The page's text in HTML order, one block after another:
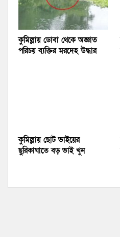
কুমিল্লায় ডোবা থেকে অজ্ঞাত
পরিচয় ব্যক্তির মরদেহ উদ্ধার
কুমিল্লায় ছোট ভাইয়ের
ছুরিকাঘাতে বড় ভাই খুন